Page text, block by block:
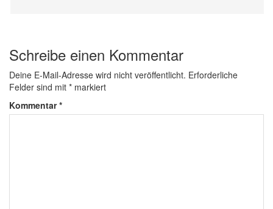
Schreibe einen Kommentar
Deine E-Mail-Adresse wird nicht veröffentlicht. Erforderliche
Felder sind mit * markiert
Kommentar*